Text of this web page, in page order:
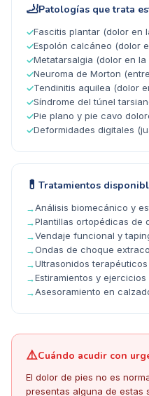
🦶Patologías que trata
✓Fascitis plantar (dolor en
✓Espolón calcáneo (dolor
✓Metatarsalgia (dolor en
✓Neuroma de Morton
✓Tendinitis aquilea (dolor
✓Síndrome del túnel
✓Pie plano y pie cavo
✓Deformidades digitales
💊 Tratamientos
→Análisis biomecánico y
→Plantillas ortopédicas de
→Vendaje funcional y
→Ondas de choque
→Ultrasonidos
→Estiramientos y
→Asesoramiento en
⚠️Cuándo acudir con
El dolor de pies no es
presentas alguna de estas